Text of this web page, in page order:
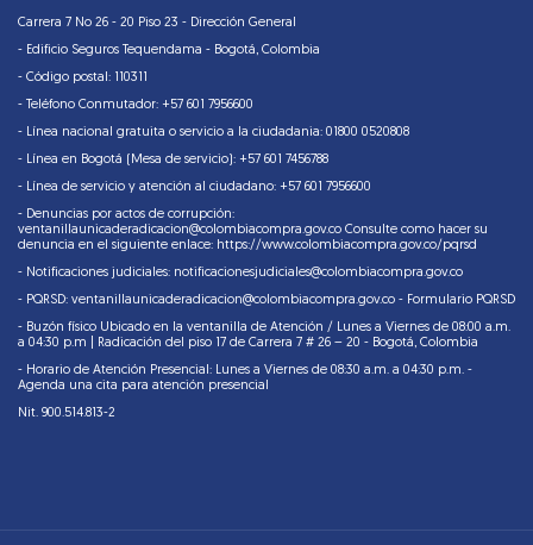
Carrera 7 No 26 - 20 Piso 23 - Dirección General
- Edificio Seguros Tequendama - Bogotá, Colombia
- Código postal: 110311
- Teléfono Conmutador: +57 601 7956600
- Línea nacional gratuita o servicio a la ciudadania: 01800 0520808
- Línea en Bogotá (Mesa de servicio): +57 601 7456788
- Línea de servicio y atención al ciudadano: +57 601 7956600
- Denuncias por actos de corrupción:
ventanillaunicaderadicacion@colombiacompra.gov.co Consulte como hacer su
denuncia en el siguiente enlace: https://www.colombiacompra.gov.co/pqrsd
- Notificaciones judiciales: notificacionesjudiciales@colombiacompra.gov.co
- PQRSD: ventanillaunicaderadicacion@colombiacompra.gov.co - Formulario PQRSD
- Buzón físico Ubicado en la ventanilla de Atención / Lunes a Viernes de 08:00 a.m.
a 04:30 p.m | Radicación del piso 17 de Carrera 7 # 26 – 20 - Bogotá, Colombia
- Horario de Atención Presencial: Lunes a Viernes de 08:30 a.m. a 04:30 p.m. -
Agenda una cita para atención presencial
Nit. 900.514.813-2